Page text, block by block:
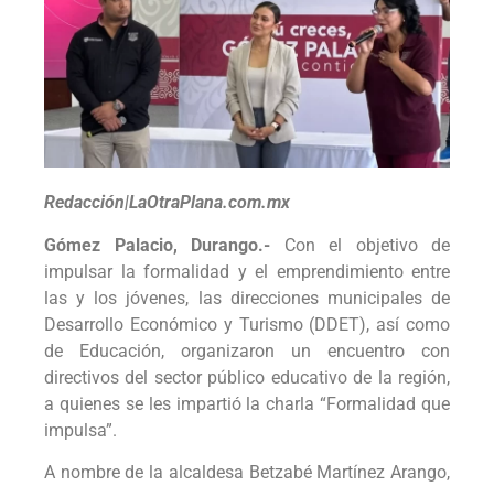
Redacción|LaOtraPlana.com.mx
Gómez Palacio, Durango.- Con el objetivo de
impulsar la formalidad y el emprendimiento entre
las y los jóvenes, las direcciones municipales de
Desarrollo Económico y Turismo (DDET), así como
de Educación, organizaron un encuentro con
directivos del sector público educativo de la región,
a quienes se les impartió la charla “Formalidad que
impulsa”.
A nombre de la alcaldesa Betzabé Martínez Arango,